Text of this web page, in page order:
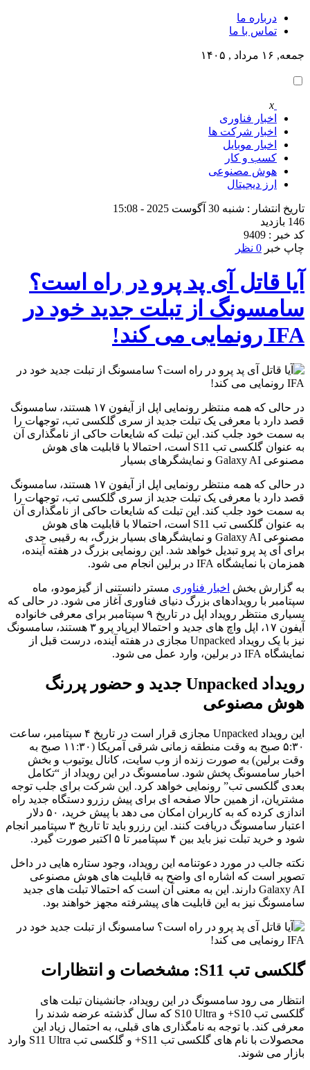
درباره ما
تماس با ما
جمعه, ۱۶ مرداد , ۱۴۰۵
x
اخبار فناوری
اخبار شرکت ها
اخبار موبایل
کسب و کار
هوش مصنوعی
ارز دیجیتال
تاریخ انتشار : شنبه 30 آگوست 2025 - 15:08
146 بازدید
کد خبر : 9409
چاپ خبر 0 نظر
آیا قاتل آی پد پرو در راه است؟
سامسونگ از تبلت جدید خود در
IFA رونمایی می کند!
در حالی که همه منتظر رونمایی اپل از آیفون ۱۷ هستند، سامسونگ
قصد دارد با معرفی یک تبلت جدید از سری گلکسی تب، توجهات را
به سمت خود جلب کند. این تبلت که شایعات حاکی از نامگذاری آن
به عنوان گلکسی تب S11 است، احتمالا با قابلیت های هوش
مصنوعی Galaxy AI و نمایشگرهای بسیار
در حالی که همه منتظر رونمایی اپل از آیفون ۱۷ هستند، سامسونگ
قصد دارد با معرفی یک تبلت جدید از سری گلکسی تب، توجهات را
به سمت خود جلب کند. این تبلت که شایعات حاکی از نامگذاری آن
به عنوان گلکسی تب S11 است، احتمالا با قابلیت های هوش
مصنوعی Galaxy AI و نمایشگرهای بسیار بزرگ، به رقیبی جدی
برای آی پد پرو تبدیل خواهد شد. این رونمایی بزرگ در هفته آینده،
همزمان با نمایشگاه IFA در برلین انجام می شود.
به گزارش بخش اخبار فناوری مستر دانستنی از گیزمودو، ماه
سپتامبر با رویدادهای بزرگ دنیای فناوری آغاز می شود. در حالی که
بسیاری منتظر رویداد اپل در تاریخ ۹ سپتامبر برای معرفی خانواده
آیفون ۱۷، اپل واچ های جدید و احتمالا ایرپاد پرو ۳ هستند، سامسونگ
نیز با یک رویداد Unpacked مجازی در هفته آینده، درست قبل از
نمایشگاه IFA در برلین، وارد عمل می شود.
رویداد Unpacked جدید و حضور پررنگ
هوش مصنوعی
این رویداد Unpacked مجازی قرار است در تاریخ ۴ سپتامبر، ساعت
۵:۳۰ صبح به وقت منطقه زمانی شرقی آمریکا (۱۱:۳۰ صبح به
وقت برلین) به صورت زنده از وب سایت، کانال یوتیوب و بخش
اخبار سامسونگ پخش شود. سامسونگ در این رویداد از “تکامل
بعدی گلکسی تب” رونمایی خواهد کرد. این شرکت برای جلب توجه
مشتریان، از همین حالا صفحه ای برای پیش رزرو دستگاه جدید راه
اندازی کرده که به کاربران امکان می دهد با پیش خرید، ۵۰ دلار
اعتبار سامسونگ دریافت کنند. این رزرو باید تا تاریخ ۳ سپتامبر انجام
شود و خرید تبلت نیز باید بین ۴ سپتامبر تا ۵ اکتبر صورت گیرد.
نکته جالب در مورد دعوتنامه این رویداد، وجود ستاره هایی در داخل
تصویر است که اشاره ای واضح به قابلیت های هوش مصنوعی
Galaxy AI دارند. این به معنی آن است که احتمالا تبلت های جدید
سامسونگ نیز به این قابلیت های پیشرفته مجهز خواهند بود.
گلکسی تب S11: مشخصات و انتظارات
انتظار می رود سامسونگ در این رویداد، جانشینان تبلت های
گلکسی تب S10+ و S10 Ultra که سال گذشته عرضه شدند را
معرفی کند. با توجه به نامگذاری های قبلی، به احتمال زیاد این
محصولات با نام های گلکسی تب S11+ و گلکسی تب S11 Ultra وارد
بازار می شوند.